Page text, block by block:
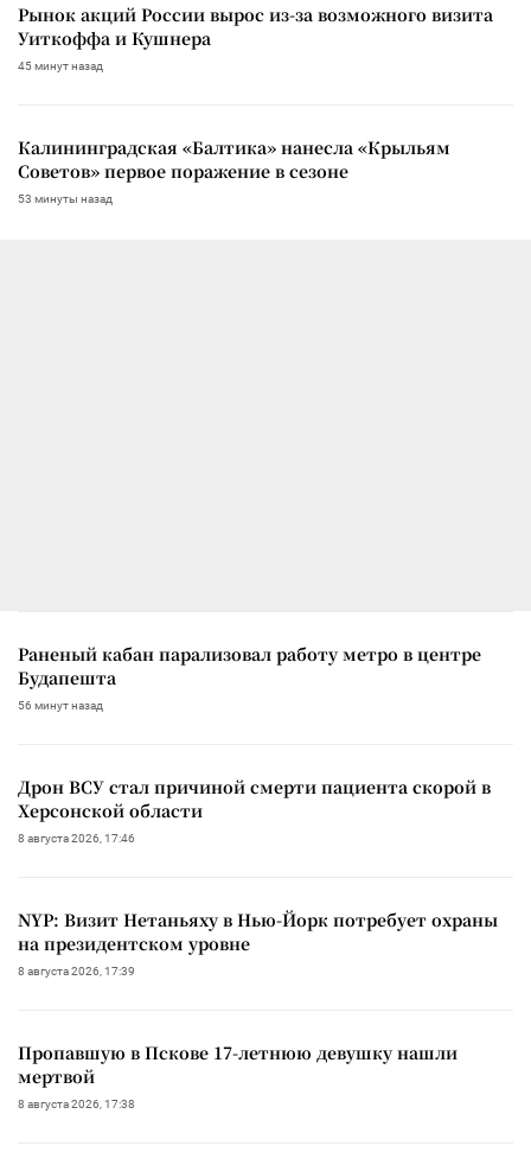
Рынок акций России вырос из-за возможного визита
Уиткоффа и Кушнера
45 минут назад
Калининградская «Балтика» нанесла «Крыльям
Советов» первое поражение в сезоне
53 минуты назад
Раненый кабан парализовал работу метро в центре
Будапешта
56 минут назад
Дрон ВСУ стал причиной смерти пациента скорой в
Херсонской области
8 августа 2026, 17:46
NYP: Визит Нетаньяху в Нью-Йорк потребует охраны
на президентском уровне
8 августа 2026, 17:39
Пропавшую в Пскове 17-летнюю девушку нашли
мертвой
8 августа 2026, 17:38